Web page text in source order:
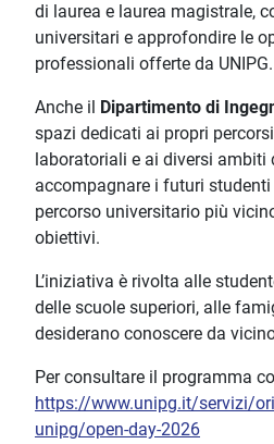
di laurea e laurea magistrale,
universitari e approfondire le
professionali offerte da UNIPG.
Anche il Dipartimento di
spazi dedicati ai propri
laboratoriali e ai diversi ambiti
accompagnare i futuri studenti
percorso universitario più
obiettivi.
L’iniziativa è rivolta alle
delle scuole superiori, alle
desiderano conoscere da
Per consultare il programma
https://www.unipg.it/servizi/
unipg/open-day-2026